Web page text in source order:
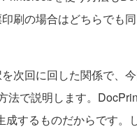
刷の場合はどちらでも
次回に回した関係で、今
法で説明します。
するものだからです。